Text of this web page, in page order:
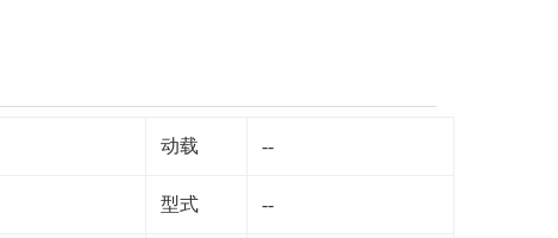
动载 --
型式 --